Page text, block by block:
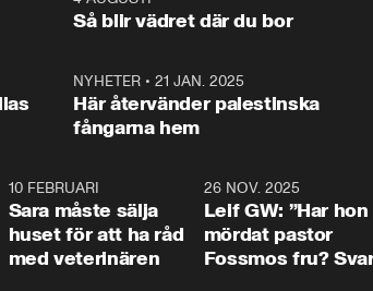
– Vi ställer upp i val. Ska
vara med så sitter vi
Så blir vädret där du bor
NYHETER •21 JAN. 2025
Här återvänder palestinska
fångarna hem
10 FEBRUARI
Sara måste sälja
huset för att ha råd
med veterinären
26 NOV. 2025
Leif GW: ”Har hon
mördat pastor
Fossmos fru?